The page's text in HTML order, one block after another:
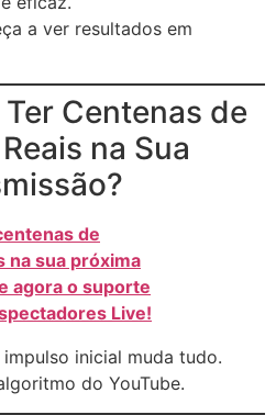
a ver resultados em
Centenas de
na Sua
de
na sua próxima
agora o suporte
Live!
inicial muda tudo.
do YouTube.